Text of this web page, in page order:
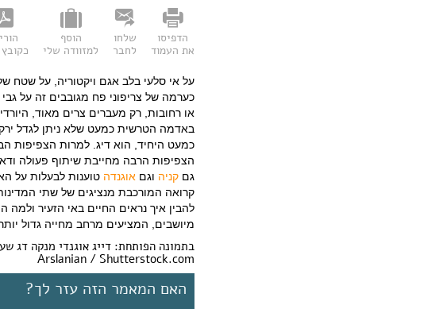
הדפיסו
את העמוד
שלחו
לחבר
הוסף
למזוודה שלי
כקובץ PDF
על אי סלעי בלב אגם ויקטוריה, על שטח
או רחובות, רק מעברים צרים מאוד,
באדמה הטרשית כמעט שלא ניתן לגדל
כמעט היחיד, הוא דיג. למרות הצפיפות
הצפיפות הרבה מחייבת שיתוף פעולה
גם קניה וגם אוגנדה טוענות לבעלות על
להבין איך נראים החיים באי הזעיר
מיושבים, המציעים מרחב מחייה גדול
Arslanian / Shutterstock.com
האם המאמר הזה עזר לך?